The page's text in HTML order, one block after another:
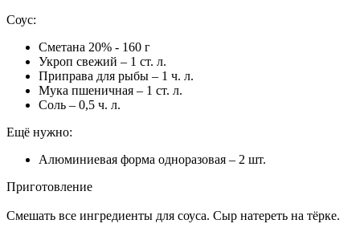
Соус:
Сметана 20% - 160 г
Укроп свежий – 1 ст. л.
Приправа для рыбы – 1 ч. л.
Мука пшеничная – 1 ст. л.
Соль – 0,5 ч. л.
Ещё нужно:
Алюминиевая форма одноразовая – 2 шт.
Приготовление
Смешать все ингредиенты для соуса. Сыр натереть на тёрке.